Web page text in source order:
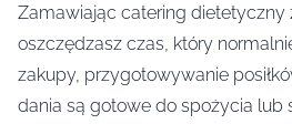
Zamawiając catering dietetyczny
oszczędzasz czas, który
zakupy, przygotowywanie
dania są gotowe do spożycia lub